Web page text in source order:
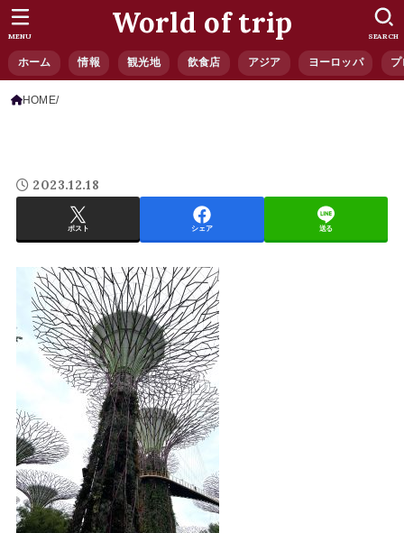
World of trip
ホーム 情報 観光地 飲食店 アジア ヨーロッパ プ
SEARCH
MENU
HOME
2023.12.18
ポスト シェア 送る